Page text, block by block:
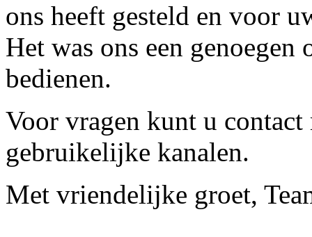
ons heeft gesteld en voor
Het was ons een
bedienen.
Voor vragen kunt u contact
gebruikelijke kanalen.
Met vriendelijke groet,